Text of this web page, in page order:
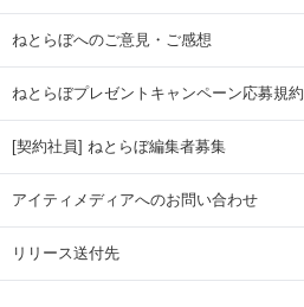
ねとらぼへのご意見・ご感想
ねとらぼプレゼントキャンペーン応募規約
[契約社員] ねとらぼ編集者募集
アイティメディアへのお問い合わせ
リリース送付先